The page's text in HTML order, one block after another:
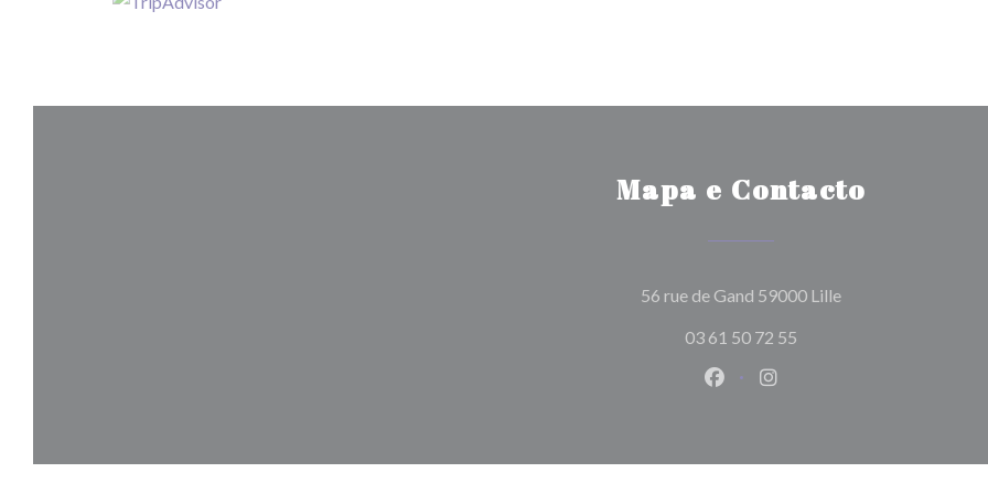
Mapa e Contacto
56 rue de Gand 59000 Lille((abre numa nova
03 61 50 72 55
Facebook ((abre numa nova
Instagram ((abre numa